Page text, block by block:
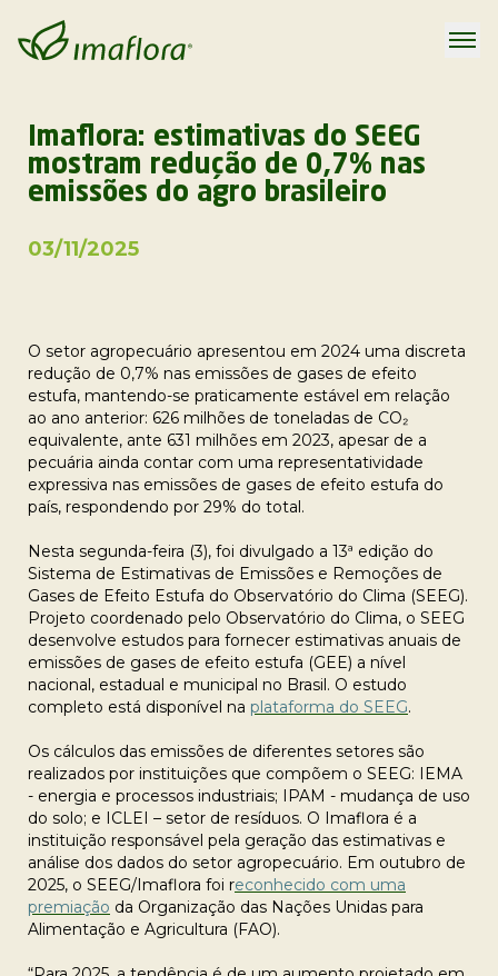
Imaflora: estimativas do SEEG
mostram redução de 0,7% nas
emissões do agro brasileiro
03/11/2025
O setor agropecuário apresentou em 2024 uma discreta
redução de 0,7% nas emissões de gases de efeito
estufa, mantendo-se praticamente estável em relação
ao ano anterior: 626 milhões de toneladas de CO₂
equivalente, ante 631 milhões em 2023, apesar de a
pecuária ainda contar com uma representatividade
expressiva nas emissões de gases de efeito estufa do
país, respondendo por 29% do total.
Nesta segunda-feira (3), foi divulgado a 13ª edição do
Sistema de Estimativas de Emissões e Remoções de
Gases de Efeito Estufa do Observatório do Clima (SEEG).
Projeto coordenado pelo Observatório do Clima, o SEEG
desenvolve estudos para fornecer estimativas anuais de
emissões de gases de efeito estufa (GEE) a nível
nacional, estadual e municipal no Brasil. O estudo
completo está disponível na plataforma do SEEG.
Os cálculos das emissões de diferentes setores são
realizados por instituições que compõem o SEEG: IEMA
- energia e processos industriais; IPAM - mudança de uso
do solo; e ICLEI – setor de resíduos. O Imaflora é a
instituição responsável pela geração das estimativas e
análise dos dados do setor agropecuário. Em outubro de
2025, o SEEG/Imaflora foi reconhecido com uma
premiação da Organização das Nações Unidas para
Alimentação e Agricultura (FAO).